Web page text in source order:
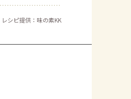
レシピ提供：味の素KK